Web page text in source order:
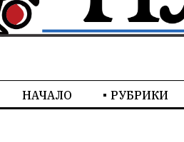
НАЧАЛО РУБРИКИ